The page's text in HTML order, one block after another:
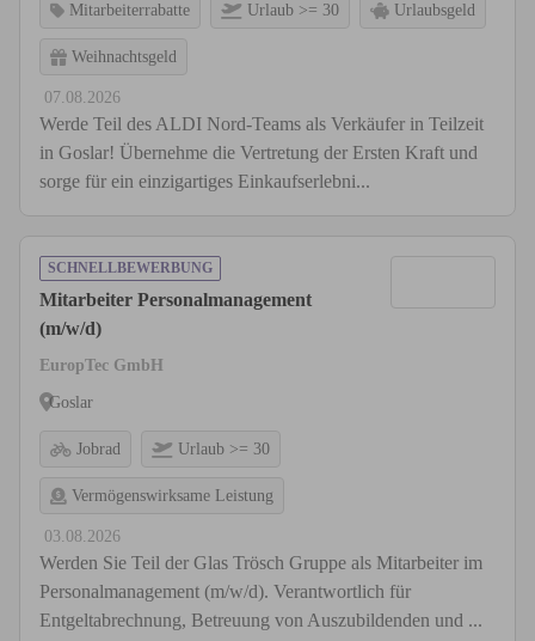
Mitarbeiterrabatte Urlaub >= 30 Urlaubsgeld
Weihnachtsgeld
07.08.2026
Werde Teil des ALDI Nord-Teams als Verkäufer in Teilzeit
in Goslar! Übernehme die Vertretung der Ersten Kraft und
sorge für ein einzigartiges Einkaufserlebni...
SCHNELLBEWERBUNG
Mitarbeiter Personalmanagement
(m/w/d)
EuropTec GmbH
Goslar
Jobrad Urlaub >= 30
Vermögenswirksame Leistung
03.08.2026
Werden Sie Teil der Glas Trösch Gruppe als Mitarbeiter im
Personalmanagement (m/w/d). Verantwortlich für
Entgeltabrechnung, Betreuung von Auszubildenden und ...